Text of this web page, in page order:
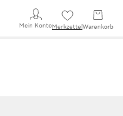
Mein KontoMerkzettel Warenkorb